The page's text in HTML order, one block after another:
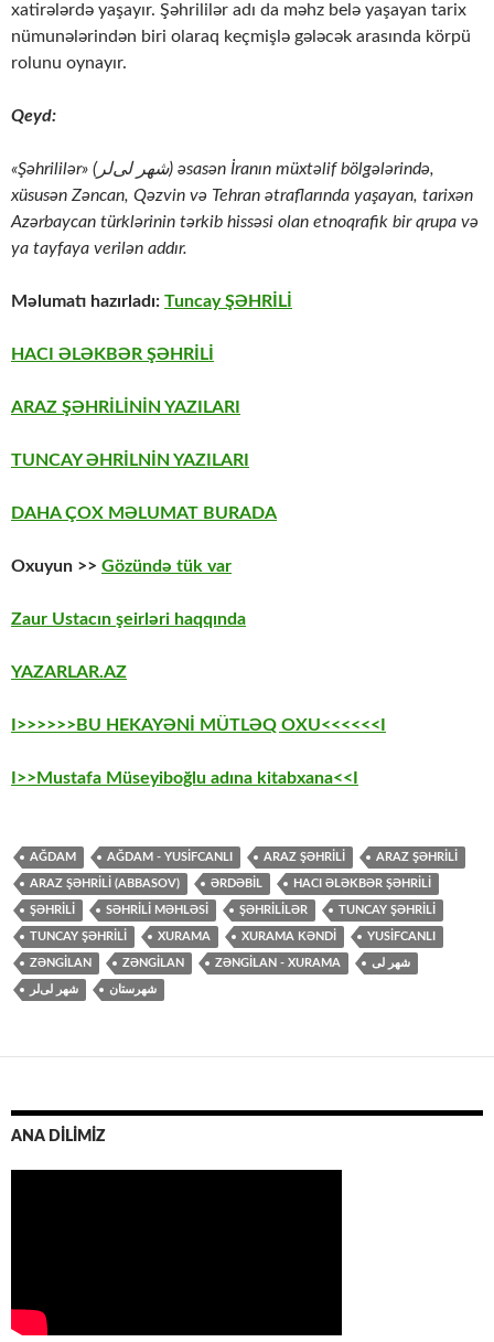
xatirələrdə yaşayır. Şəhrililər adı da məhz belə yaşayan tarix
nümunələrindən biri olaraq keçmişlə gələcək arasında körpü
rolunu oynayır.
Qeyd:
«Şəhrililər» (شهر لی‌لر) əsasən İranın müxtəlif bölgələrində,
xüsusən Zəncan, Qəzvin və Tehran ətraflarında yaşayan, tarixən
Azərbaycan türklərinin tərkib hissəsi olan etnoqrafik bir qrupa və
ya tayfaya verilən addır.
Məlumatı hazırladı: Tuncay ŞƏHRİLİ
HACI ƏLƏKBƏR ŞƏHRİLİ
ARAZ ŞƏHRİLİNİN YAZILARI
TUNCAY ƏHRİLNİN YAZILARI
DAHA ÇOX MƏLUMAT BURADA
Oxuyun >> Gözündə tük var
Zaur Ustacın şeirləri haqqında
YAZARLAR.AZ
I>>>>>>BU HEKAYƏNİ MÜTLƏQ OXU<<<<<<I
I>>Mustafa Müseyiboğlu adına kitabxana<<I
AĞDAM AĞDAM - YUSIFCANLI ARAZ ŞƏHRILI ARAZ ŞƏHRİLİ
ARAZ ŞƏHRİLİ (ABBASOV) ƏRDƏBİL HACI ƏLƏKBƏR ŞƏHRİLİ
ŞƏHRİLİ SƏHRILI MƏHLƏSI ŞƏHRILILƏR TUNCAY ŞƏHRİLİ
TUNCAY ŞƏHRILI XURAMA XURAMA KƏNDI YUSİFCANLI
ZƏNGİLAN ZƏNGILAN ZƏNGILAN - XURAMA
شهر لی‌لر شهرستان
ANA DİLİMİZ